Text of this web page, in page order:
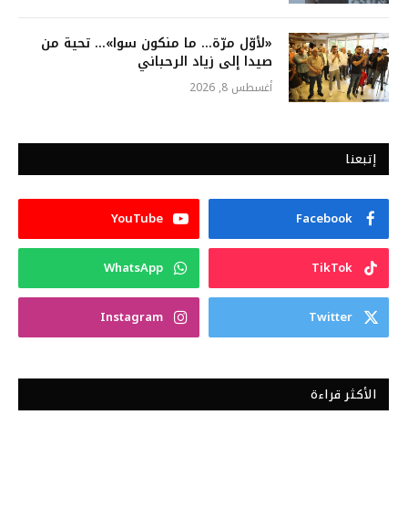
«لأوّل مرّة… ما منكون سوا»… تحية من
صيدا إلى زياد الرحباني
أغسطس 8, 2026
إتبعنا
Facebook
YouTube
TikTok
WhatsApp
Twitter
Instagram
الأكثر قراءة